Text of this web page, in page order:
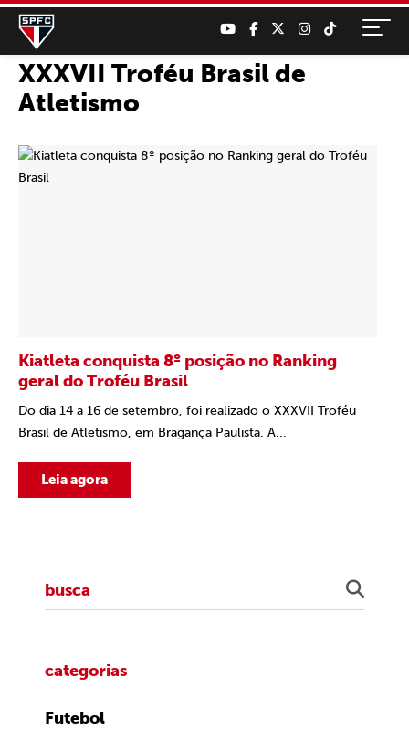
XXXVII Troféu Brasil de
Atletismo
Kiatleta conquista 8º posição no Ranking
geral do Troféu Brasil
Do dia 14 a 16 de setembro, foi realizado o XXXVII Troféu
Brasil de Atletismo, em Bragança Paulista. A...
Leia agora
categorias
Futebol